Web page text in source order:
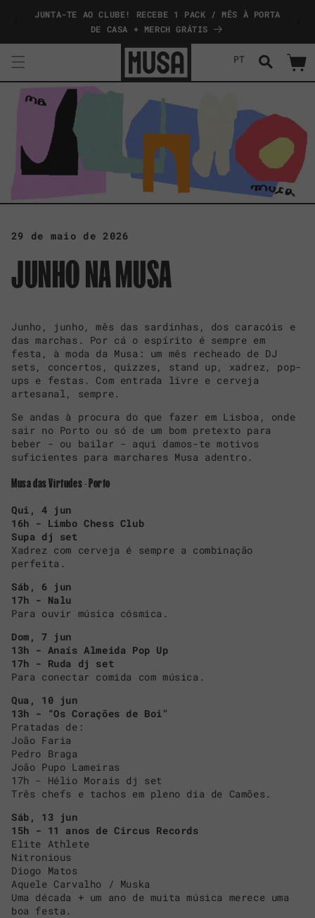
para o
JUNTA-TE AO CLUBE! RECEBE 1 PACK / MÊS À PORTA
DE CASA + MERCH GRÁTIS
PT
29 de maio de 2026
JUNHO NA MUSA
Junho, junho, mês das sardinhas, dos caracóis e
das marchas. Por cá o espírito é sempre em
festa, à moda da Musa: um mês recheado de DJ
sets, concertos, quizzes, stand up, xadrez, pop-
ups e festas. Com entrada livre e cerveja
artesanal, sempre.
Se andas à procura do que fazer em Lisboa, onde
sair no Porto ou só de um bom pretexto para
beber - ou bailar - aqui damos-te motivos
suficientes para marchares Musa adentro.
Musa das Virtudes - Porto
Qui, 4 jun
16h - Limbo Chess Club
Supa dj set
Xadrez com cerveja é sempre a combinação
perfeita.
Sáb, 6 jun
17h - Nalu
Para ouvir música cósmica.
Dom, 7 jun
13h - Anaís Almeida Pop Up
17h - Ruda dj set
Para conectar comida com música.
Qua, 10 jun
13h - “Os Corações de Boi"
Pratadas de:
João Faria
Pedro Braga
João Pupo Lameiras
17h - Hélio Morais dj set
Três chefs e tachos em pleno dia de Camões.
Sáb, 13 jun
15h - 11 anos de Circus Records
Elite Athlete
Nitronious
Diogo Matos
Aquele Carvalho / Muska
Uma década + um ano de muita música merece uma
boa festa.